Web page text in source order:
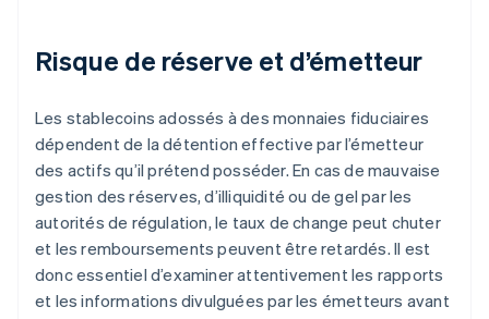
Risque de réserve et d’émetteur
Les stablecoins adossés à des monnaies fiduciaires
dépendent de la détention effective par l’émetteur
des actifs qu’il prétend posséder. En cas de mauvaise
gestion des réserves, d’illiquidité ou de gel par les
autorités de régulation, le taux de change peut chuter
et les remboursements peuvent être retardés. Il est
donc essentiel d’examiner attentivement les rapports
et les informations divulguées par les émetteurs avant